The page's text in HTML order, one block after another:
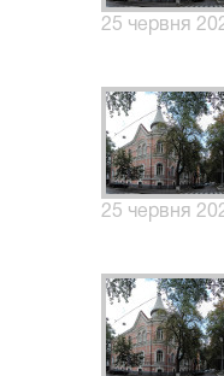
25 червня
25 червня